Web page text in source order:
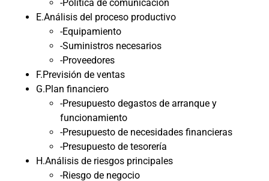
-Política de comunicación
E.Análisis del proceso productivo
-Equipamiento
-Suministros necesarios
-Proveedores
F.Previsión de ventas
G.Plan financiero
-Presupuesto degastos de arranque y
funcionamiento
-Presupuesto de necesidades financieras
-Presupuesto de tesorería
H.Análisis de riesgos principales
-Riesgo de negocio